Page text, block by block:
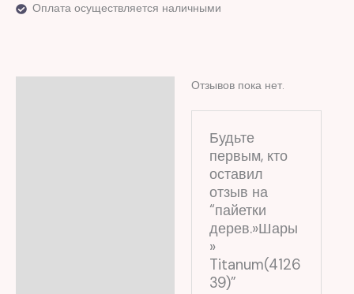
Оплата осуществляется наличными
Отзывов пока нет.
Будьте
первым, кто
оставил
отзыв на
“пайетки
дерев.»Шары
»
Titanum(4126
39)”